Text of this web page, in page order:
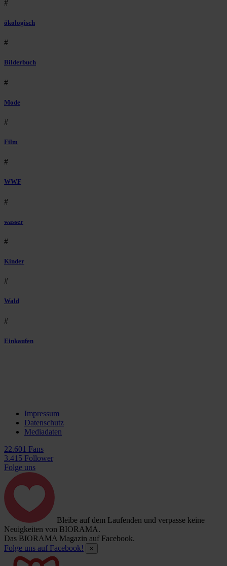
#
ökologisch
#
Bilderbuch
#
Mode
#
Film
#
WWF
#
wasser
#
Kinder
#
Wald
#
Einkaufen
Impressum
Datenschutz
Mediadaten
22.601 Fans
3.415 Follower
Folge uns
Bleibe auf dem Laufenden und verpasse keine
Neuigkeiten von BIORAMA.
Das BIORAMA Magazin auf Facebook.
Folge uns auf Facebook!
×